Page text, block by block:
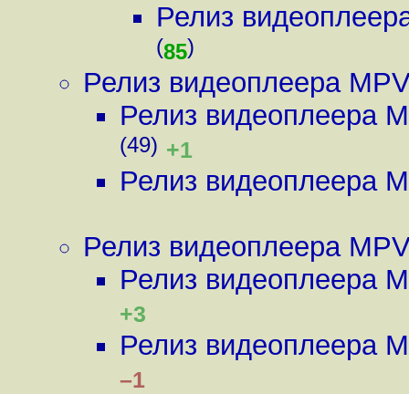
Релиз
(85)
Релиз видеоплеера
Релиз видеоплеера
(49) +1
Релиз видеоплеера
Релиз видеоплеера
Релиз видеоплеера
+3
Релиз видеоплеера
–1